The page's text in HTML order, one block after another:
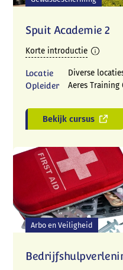
Spuit Academie 2
Korte introductie
Locatie
Diverse
Opleider
Aeres Training
Bekijk cursus
Arbo en Veiligheid